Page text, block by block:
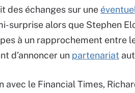
des échanges sur une
surprise alors que Stephen
à un rapprochement entre
d’annoncer un partenariat
avec le Financial Times,